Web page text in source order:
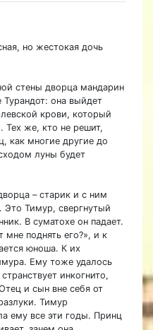
но жестокая дочь
стены дворца мандарин
она выйдет
крови, который
Тех же, кто не решит,
как многие другие до
луны будет
– старик и с ним
Тимур, свергнутый
В суматохе он падает.
поднять его?», и к
юноша. К их
Ему тоже удалось
инкогнито,
и сын вне себя от
Тимур
ему все эти годы. Принц